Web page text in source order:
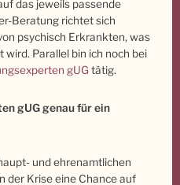
das jeweils passende
Beratung richtet sich
psychisch Erkrankten, was
Parallel bin ich noch bei
gUG tätig.
gUG genau für ein
und ehrenamtlichen
der Krise eine Chance auf